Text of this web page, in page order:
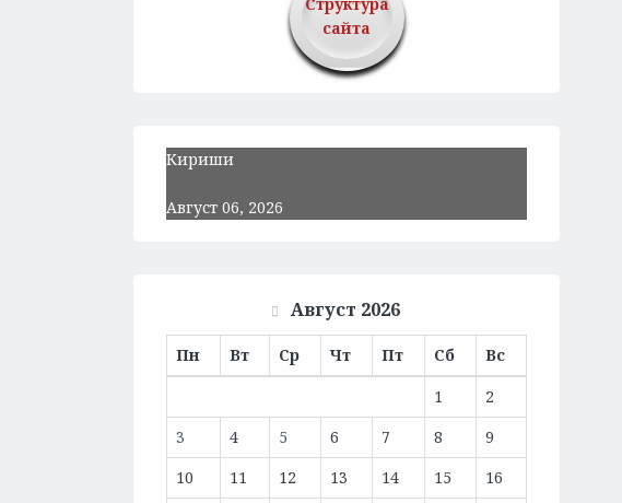
сайта
Кириши
Август 06, 2026
Август 2026
Пн Вт Ср Чт Пт Сб
Вс
1
2
3
4 5 6 7 8
9
10
11 12 13 14 15
16